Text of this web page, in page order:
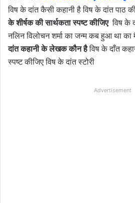
विष के दांत कैसी कहानी है विष के दांत पाठ
के शीर्षक की सार्थकता स्पष्ट कीजिएविष के
नलिन विलोचन शर्मा का जन्म कब हुआ था
दांत कहानी के लेखक कौन हैविष के दाँत
स्पष्ट कीजिए विष के दांत स्टोरी
Advertisement